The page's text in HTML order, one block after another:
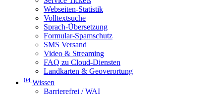
Webseiten-Statistik
Volltextsuche
Sprach-Übersetzung
Formular-Spamschutz
SMS Versand
Video & Streaming
FAQ zu Cloud-Diensten
Landkarten & Geoverortung
04 Wissen
Barrierefrei / WAI